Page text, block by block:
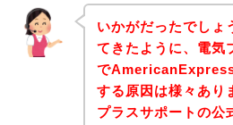
いかがだったでしょ
てきたように、電気
で
する原因は様々あり
プラスサポートの公